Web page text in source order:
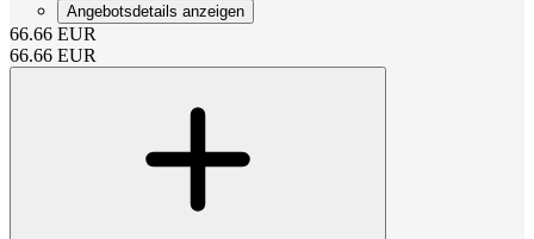
Angebotsdetails anzeigen
66.66 EUR
66.66 EUR